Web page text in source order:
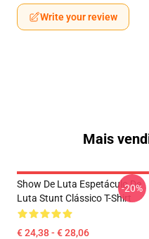
Write your review
Mais
Show De Luta Espetáculo De
Luta Stunt Clássico T-Shirt
€ 24,38 - € 28,06
-20%